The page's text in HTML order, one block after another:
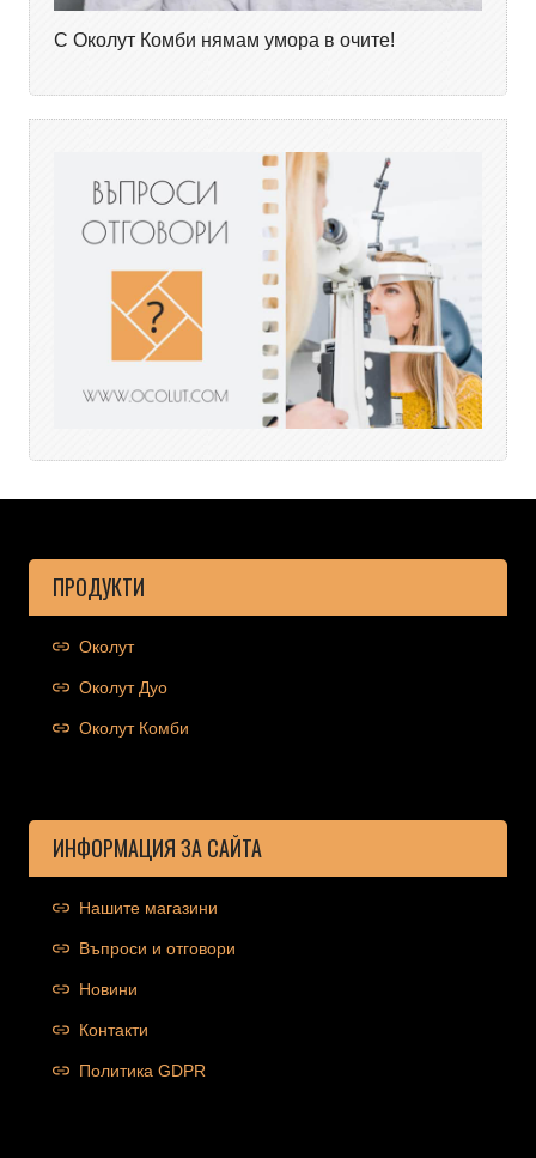
С Околут Комби нямам умора в очите!
ПРОДУКТИ
Околут
Околут Дуо
Околут Комби
ИНФОРМАЦИЯ ЗА САЙТА
Нашите магазини
Въпроси и отговори
Новини
Контакти
Политика GDPR